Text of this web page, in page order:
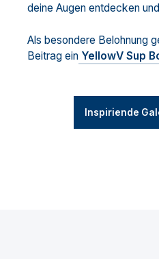
deine Augen entdecken
Als besondere Belohnung
Beitrag ein YellowV Sup
Inspiriende